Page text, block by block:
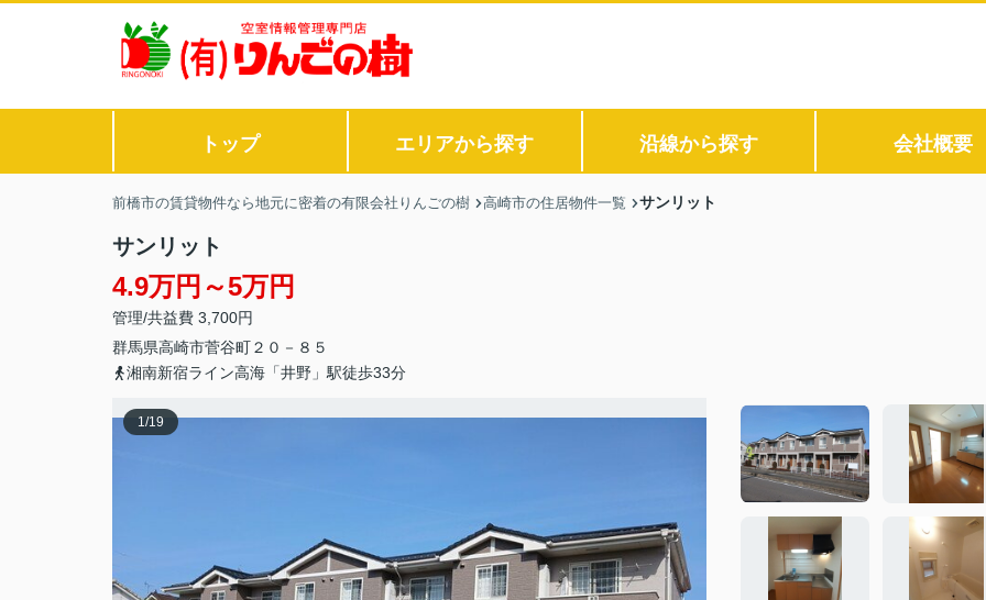
トップ エリアから探す 沿線から探す 会社概要
前橋市の賃貸物件なら地元に密着の有限会社りんごの樹 高崎市の住居物件一覧 サンリット
サンリット
4.9万円～5万円
管理/共益費 3,700円
群馬県高崎市菅谷町２０－８５
湘南新宿ライン高海「井野」駅徒歩33分
1/19